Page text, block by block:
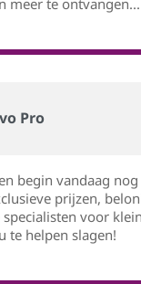
meer te ontvangen...
Pro
begin vandaag
prijzen,
voor
te helpen slagen!